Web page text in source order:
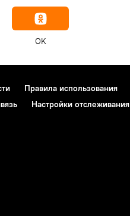
OK
Правила использования
Настройки отслеживания